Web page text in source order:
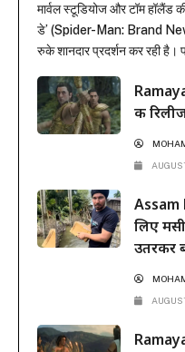
मार्वल स्टूडियोज और टॉम हॉलैंड
डे’ (Spider-Man: Brand
रुके शानदार प्रदर्शन कर रही है।
बनाए रखी है। रिलीज के...
की
Assam
लिए
उतरकर